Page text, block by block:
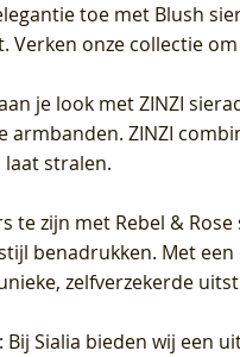
toe met Blush
onze collectie
je look met ZINZI
ZINZI
laat stralen.
te zijn met Rebel &
benadrukken. Met
zelfverzekerde
: Bij Sialia bieden wij een